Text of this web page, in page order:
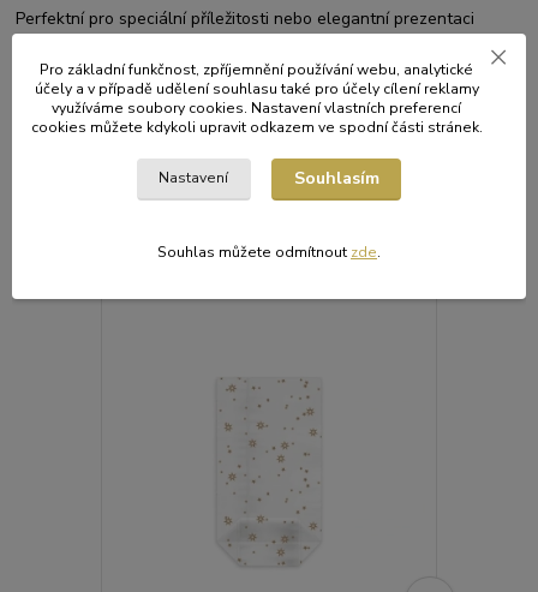
Perfektní pro speciální příležitosti nebo elegantní prezentaci
Původ zboží
Pro základní funkčnost, zpříjemnění používání webu, analytické
účely a v případě udělení souhlasu také pro účely cílení reklamy
využíváme soubory cookies. Nastavení vlastních preferencí
cookies můžete kdykoli upravit odkazem ve spodní části stránek.
Nastavení Souhlasím
Souhlas můžete odmítnout zde.